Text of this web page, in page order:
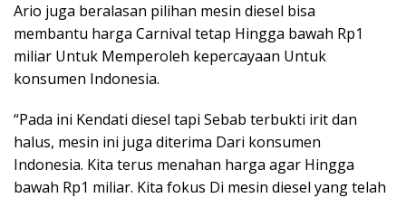
Ario juga beralasan pilihan mesin diesel bisa
membantu harga Carnival tetap Hingga bawah Rp1
miliar Untuk Memperoleh kepercayaan Untuk
konsumen Indonesia.
“Pada ini Kendati diesel tapi Sebab terbukti irit dan
halus, mesin ini juga diterima Dari konsumen
Indonesia. Kita terus menahan harga agar Hingga
bawah Rp1 miliar. Kita fokus Di mesin diesel yang telah